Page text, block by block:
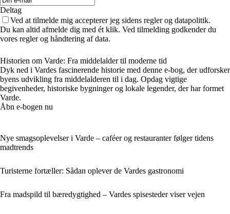
Deltag
Ved at tilmelde mig accepterer jeg sidens regler og datapolitik.
Du kan altid afmelde dig med ét klik. Ved tilmelding godkender du
vores regler og håndtering af data.
Historien om Varde: Fra middelalder til moderne tid
Dyk ned i Vardes fascinerende historie med denne e-bog, der udforsker
byens udvikling fra middelalderen til i dag. Opdag vigtige
begivenheder, historiske bygninger og lokale legender, der har formet
Varde.
Åbn e-bogen nu
Nye smagsoplevelser i Varde – caféer og restauranter følger tidens
madtrends
Turisterne fortæller: Sådan oplever de Vardes gastronomi
Fra madspild til bæredygtighed – Vardes spisesteder viser vejen